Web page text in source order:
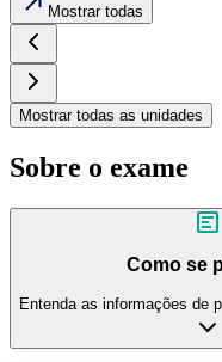
Mostrar todas
Mostrar todas as unidades
Sobre o exame
Como se
Entenda as informações de